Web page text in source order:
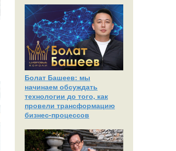
Болат Башеев: мы
начинаем обсуждать
технологии до того, как
провели трансформацию
бизнес-процессов